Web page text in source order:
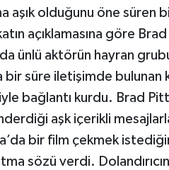
aşık olduğunu öne süren
açıklamasına göre
ünlü aktörün hayran
süre iletişimde bulunan
bağlantı kurdu. Brad
aşk içerikli
bir film çekmek
sözü verdi.